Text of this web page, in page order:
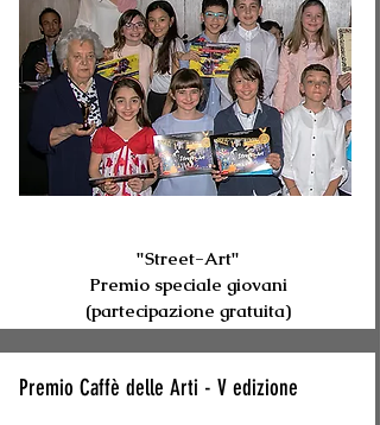
"Street-Art"
Premio speciale giovani
(partecipazione gratuita)
Premio Caffè delle Arti - V edizione